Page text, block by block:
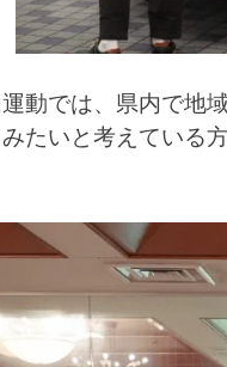
動では、県内で地
たいと考えている